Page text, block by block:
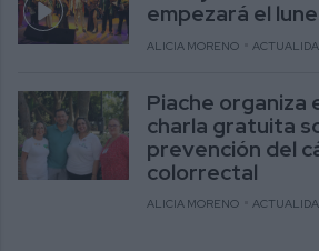
empezará el
ALICIA MORENO
Piache organiza
charla gratuita
prevención del
colorrectal
ALICIA MORENO